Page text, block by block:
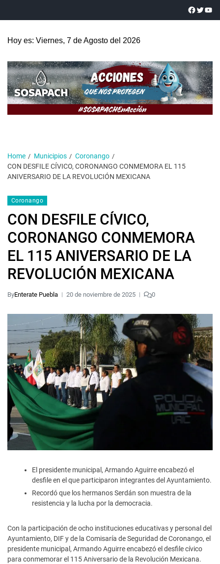
Hoy es: Viernes, 7 de Agosto del 2026
Home Municipios
Coronango
CON DESFILE CÍVICO, CORONANGO CONMEMORA EL 115
ANIVERSARIO DE LA REVOLUCIÓN MEXICANA
Coronango
CON DESFILE CÍVICO,
CORONANGO CONMEMORA
EL 115 ANIVERSARIO DE LA
REVOLUCIÓN MEXICANA
ByEnterate Puebla 20 de noviembre de 2025 0
El presidente municipal, Armando Aguirre encabezó el
desfile en el que participaron integrantes del Ayuntamiento.
Recordó que los hermanos Serdán son muestra de la
resistencia y la lucha por la democracia.
Con la participación de ocho instituciones educativas y personal del
Ayuntamiento, DIF y de la Comisaría de Seguridad de Coronango, el
presidente municipal, Armando Aguirre encabezó el desfile cívico
para conmemorar el 115 Aniversario de la Revolución Mexicana.